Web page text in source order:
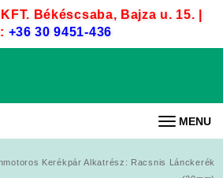
Békéscsaba, Bajza u. 15. |
+36 30 9451-436
MENU
Kerékpár Alkatrész: Racsnis Lánckerék